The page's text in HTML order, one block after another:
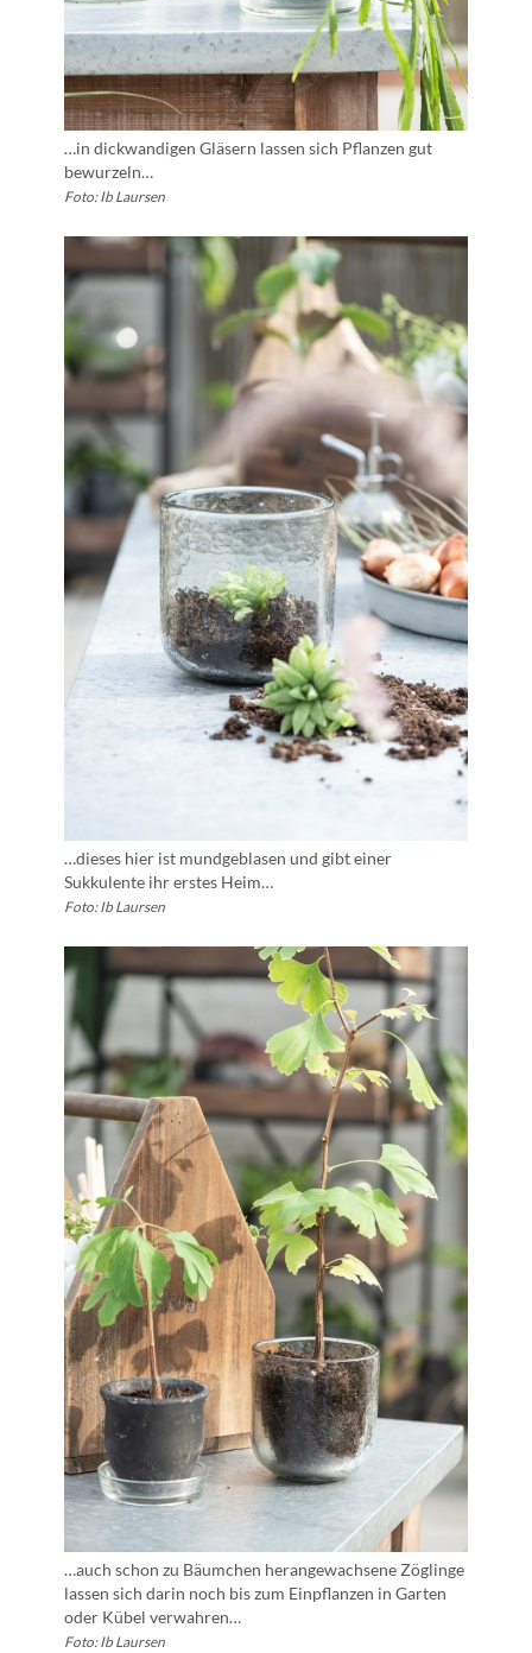
…in dickwandigen Gläsern lassen sich Pflanzen gut
bewurzeln…
Foto: Ib Laursen
…dieses hier ist mundgeblasen und gibt einer
Sukkulente ihr erstes Heim…
Foto: Ib Laursen
…auch schon zu Bäumchen herangewachsene Zöglinge
lassen sich darin noch bis zum Einpflanzen in Garten
oder Kübel verwahren…
Foto: Ib Laursen